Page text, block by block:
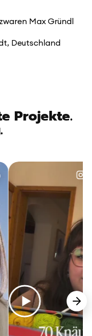
Max Gründl
Deutschland
Projekte.